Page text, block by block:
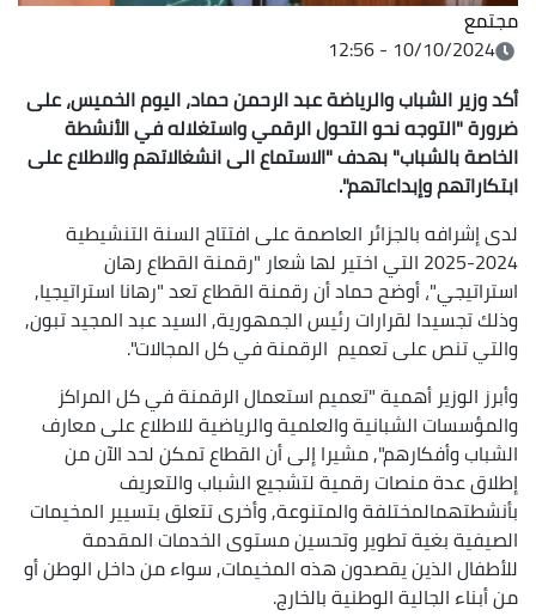
مجتمع
10/10/2024 - 12:56
أكد وزير الشباب والرياضة عبد الرحمن حماد، اليوم الخميس، على
ضرورة "التوجه نحو التحول الرقمي واستغلاله في الأنشطة
الخاصة بالشباب" بهدف "الاستماع الى انشغالاتهم والاطلاع على
ابتكاراتهم وإبداعاتهم".
لدى إشرافه بالجزائر العاصمة على افتتاح السنة التنشيطية
2024-2025 التي اختير لها شعار "رقمنة القطاع رهان
استراتيجي"، أوضح حماد أن رقمنة القطاع تعد "رهانا استراتيجيا,
وذلك تجسيدا لقرارات رئيس الجمهورية, السيد عبد المجيد تبون,
والتي تنص على تعميم الرقمنة في كل المجالات".
وأبرز الوزير أهمية "تعميم استعمال الرقمنة في كل المراكز
والمؤسسات الشبانية والعلمية والرياضية للاطلاع على معارف
الشباب وأفكارهم", مشيرا إلى أن القطاع تمكن لحد الآن من
إطلاق عدة منصات رقمية لتشجيع الشباب والتعريف
بأنشطتهمالمختلفة والمتنوعة, وأخرى تتعلق بتسيير المخيمات
الصيفية بغية تطوير وتحسين مستوى الخدمات المقدمة
للأطفال الذين يقصدون هذه المخيمات, سواء من داخل الوطن أو
من أبناء الجالية الوطنية بالخارج.